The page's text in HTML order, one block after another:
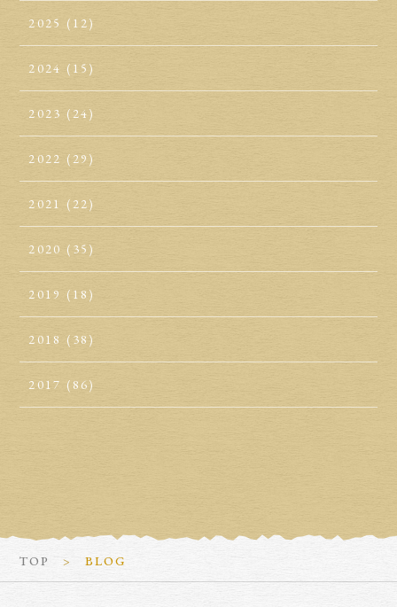
2025 (12)
2024 (15)
2023 (24)
2022 (29)
2021 (22)
2020 (35)
2019 (18)
2018 (38)
2017 (86)
TOP BLOG